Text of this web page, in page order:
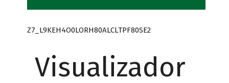
Z7_L9KEH4O0LORH80ALCLTPF80SE2
Visualizador